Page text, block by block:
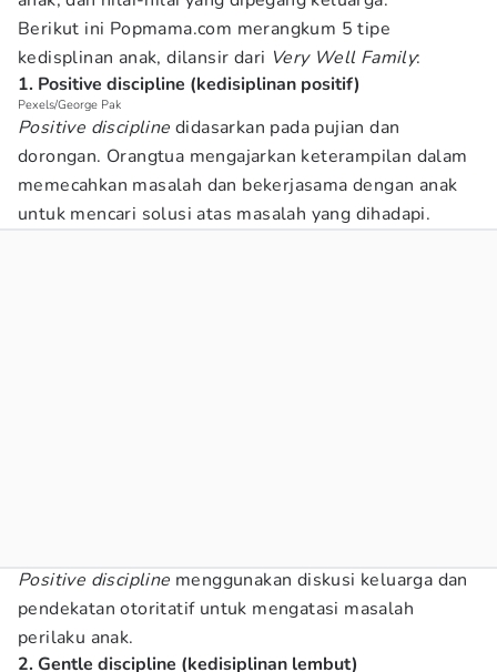
Berikut ini Popmama.com merangkum 5 tipe
kedisplinan anak, dilansir dari Very Well Family:
1. Positive discipline (kedisiplinan positif)
Pexels/George Pak
Positive discipline didasarkan pada pujian dan
dorongan. Orangtua mengajarkan keterampilan dalam
memecahkan masalah dan bekerjasama dengan anak
untuk mencari solusi atas masalah yang dihadapi.
Positive discipline menggunakan diskusi keluarga dan
pendekatan otoritatif untuk mengatasi masalah
perilaku anak.
2. Gentle discipline (kedisiplinan lembut)